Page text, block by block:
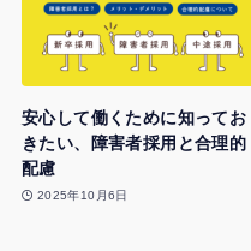
安心して働くために知ってお
きたい、障害者採用と合理的
配慮
2025年10月6日